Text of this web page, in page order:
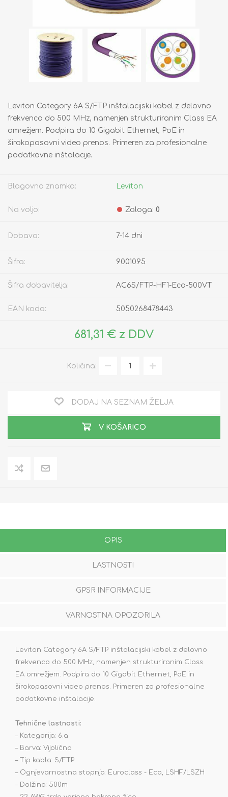
Leviton Category 6A S/FTP inštalacijski kabel z delovno
frekvenco do 500 MHz, namenjen strukturiranim Class EA
omrežjem. Podpira do 10 Gigabit Ethernet, PoE in
širokopasovni video prenos. Primeren za profesionalne
podatkovne inštalacije.
Blagovna znamka: Leviton
Na voljo: Zaloga: 0
Dobava: 7-14 dni
Šifra: 9001095
Šifra dobavitelja: AC6S/FTP-HF1-Eca-500VT
EAN koda: 5050268478443
681,31 € z DDV
Količina:
DODAJ NA SEZNAM ŽELJA
V KOŠARICO
OPIS
LASTNOSTI
GPSR INFORMACIJE
VARNOSTNA OPOZORILA
Leviton Category 6A S/FTP inštalacijski kabel z delovno
frekvenco do 500 MHz, namenjen strukturiranim Class
EA omrežjem. Podpira do 10 Gigabit Ethernet, PoE in
širokopasovni video prenos. Primeren za profesionalne
podatkovne inštalacije.
Tehnične lastnosti:
– Kategorija: 6.a
– Barva: Vijolična
– Tip kabla: S/FTP
– Ognjevarnostna stopnja: Euroclass - Eca, LSHF/LSZH
– Dolžina: 500m